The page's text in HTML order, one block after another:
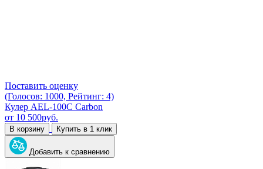
Поставить оценку
(Голосов: 1000, Рейтинг: 4)
Кулер AEL-100C Carbon
от 10 500руб.
В корзину Купить в 1 клик
Добавить к сравнению